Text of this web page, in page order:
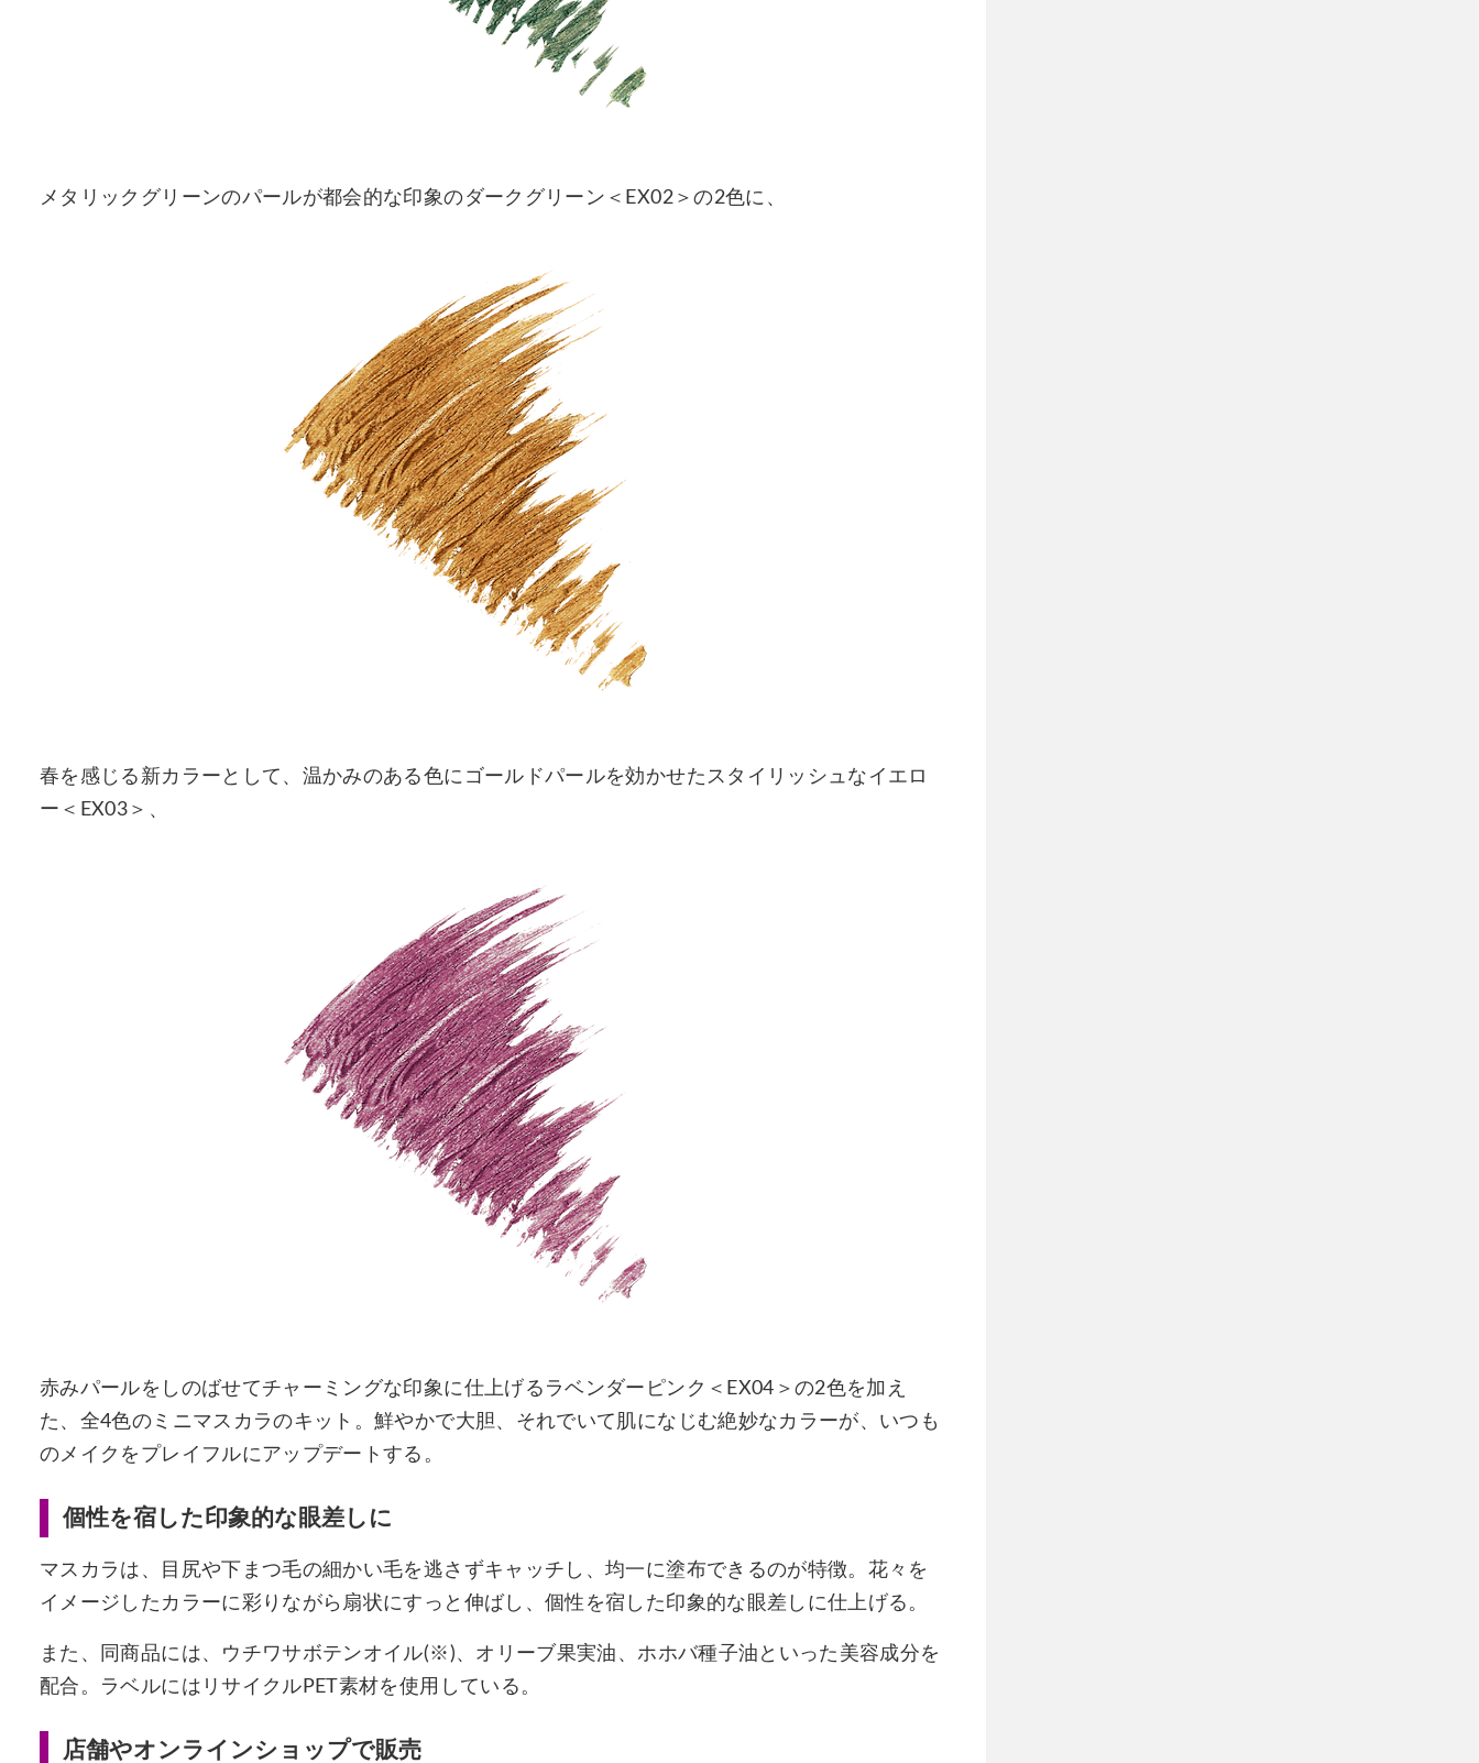
メタリックグリーンのパールが都会的な印象のダークグリーン＜EX02＞の2色に、
春を感じる新カラーとして、温かみのある色にゴールドパールを効かせたスタイリッシュなイエロ
ー＜EX03＞、
赤みパールをしのばせてチャーミングな印象に仕上げるラベンダーピンク＜EX04＞の2色を加え
た、全4色のミニマスカラのキット。鮮やかで大胆、それでいて肌になじむ絶妙なカラーが、いつも
のメイクをプレイフルにアップデートする。
個性を宿した印象的な眼差しに
マスカラは、目尻や下まつ毛の細かい毛を逃さずキャッチし、均一に塗布できるのが特徴。花々を
イメージしたカラーに彩りながら扇状にすっと伸ばし、個性を宿した印象的な眼差しに仕上げる。
また、同商品には、ウチワサボテンオイル(※)、オリーブ果実油、ホホバ種子油といった美容成分を
配合。ラベルにはリサイクルPET素材を使用している。
店舗やオンラインショップで販売